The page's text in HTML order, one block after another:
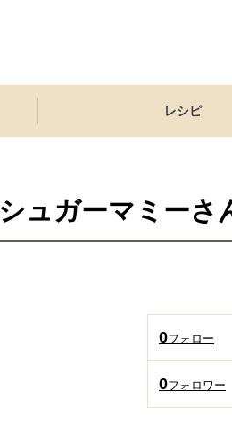
レシピ
シュガーマミーさ
0フォロー
0フォロワー